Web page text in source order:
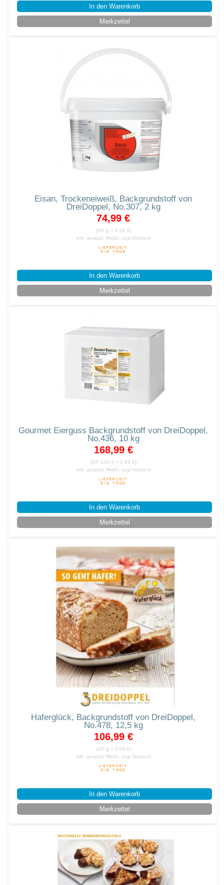
In den Warenkorb
Merkzettel
Eisan, Trockeneiweiß, Backgrundstoff von
DreiDoppel, No.307, 2 kg
74,99 €
(GP g = 0,00 €)
inkl. gesetzl. MwSt.
zzgl.Versand
In den Warenkorb
Merkzettel
Gourmet Eierguss Backgrundstoff von DreiDoppel,
No.436, 10 kg
168,99 €
(GP 100-1 = 1,69 €)
inkl. gesetzl. MwSt. zzgl.Versand
In den Warenkorb
Merkzettel
Haferglück, Backgrundstoff von DreiDoppel,
No.478, 12,5 kg
106,99 €
(GP g = 0,00 €)
inkl. gesetzl. MwSt. zzgl.Versand
In den Warenkorb
Merkzettel